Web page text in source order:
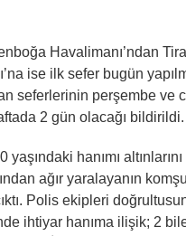
Havalimanı’ndan
ise ilk sefer bugün
seferlerinin perşembe ve
2 gün olacağı bildirildi.
yaşındaki hanımı
ağır yaralayanın
Polis ekipleri
ihtiyar hanıma ilişik; 2